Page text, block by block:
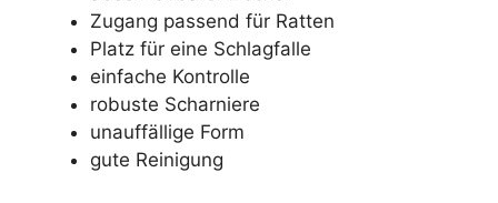
Zugang passend für Ratten
Platz für eine Schlagfalle
einfache Kontrolle
robuste Scharniere
unauffällige Form
gute Reinigung